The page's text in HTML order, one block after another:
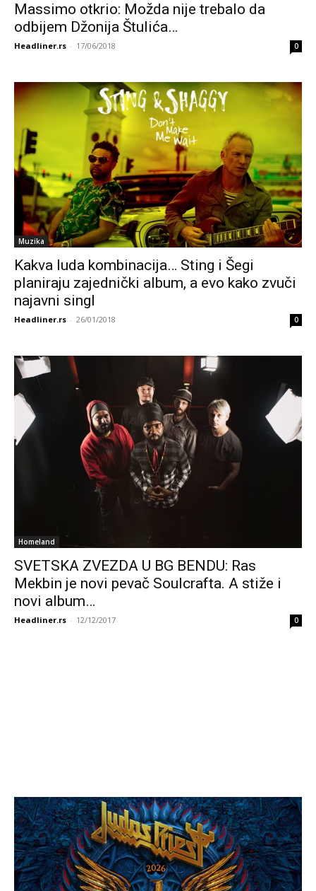
Massimo otkrio: Možda nije trebalo da
odbijem Džonija Štulića…
Headliner.rs - 17/06/2018 0
Muzika
Kakva luda kombinacija… Sting i Šegi
planiraju zajednički album, a evo kako zvuči
najavni singl
Headliner.rs - 26/01/2018 0
Homeland
SVETSKA ZVEZDA U BG BENDU: Ras
Mekbin je novi pevač Soulcrafta. A stiže i
novi album…
Headliner.rs - 12/12/2017 0